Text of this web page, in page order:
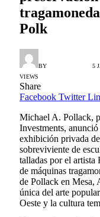
Polk
BY 5
VIEWS
Share
Facebook Twitter
Michael A. Pollack,
Investments,
exhibición privada
sobreviviente de
talladas por el artista
de máquinas
de Pollack en Mesa,
única del arte
Oeste y la cultura